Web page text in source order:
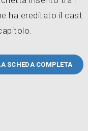
ha ereditato il cast
SCHEDA COMPLETA